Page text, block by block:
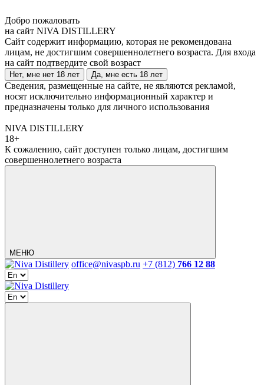
Добро пожаловать
на сайт NIVA DISTILLERY
Сайт содержит информацию, которая не рекомендована
лицам, не достигшим совершеннолетнего возраста. Для входа
на сайт подтвердите свой возраст
Нет, мне нет 18 лет Да, мне есть 18 лет
Сведения, размещенные на сайте, не являются рекламой,
носят исключительно информационный характер и
предназначены только для личного использования
NIVA DISTILLERY
18+
К сожалению, сайт доступен только лицам, достигшим
совершеннолетнего возраста
МЕНЮ
office@nivaspb.ru +7 (812) 766 12 88